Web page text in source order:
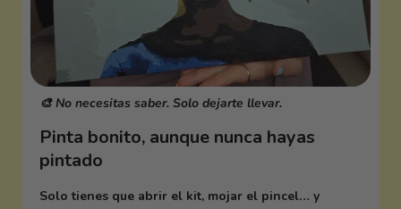
🎨 No necesitas saber. Solo dejarte llevar.
Pinta bonito, aunque nunca hayas
pintado
Solo tienes que abrir el kit, mojar el pincel… y